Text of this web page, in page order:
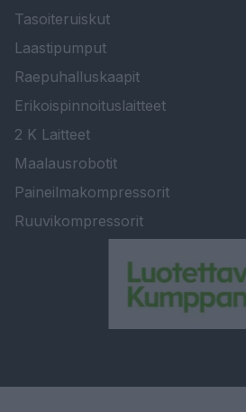
Tasoiteruiskut
Laastipumput
Raepuhalluskaapit
Erikoispinnoituslaitteet
2 K Laitteet
Maalausrobotit
Paineilmakompressorit
Ruuvikompressorit